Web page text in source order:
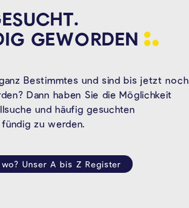
GEWORDEN
Bestimmtes und sind bis jetzt noch
Dann haben Sie die Möglichkeit
und häufig gesuchten
zu werden.
Unser A bis Z Register